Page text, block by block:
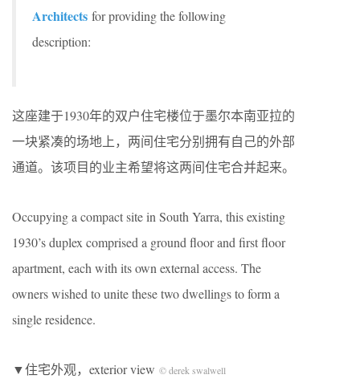
Architects for providing the following
description:
这座建于1930年的双户住宅楼位于墨尔本南亚拉的
一块紧凑的场地上，两间住宅分别拥有自己的外部
通道。该项目的业主希望将这两间住宅合并起来。
Occupying a compact site in South Yarra, this existing
1930’s duplex comprised a ground floor and first floor
apartment, each with its own external access. The
owners wished to unite these two dwellings to form a
single residence.
▼住宅外观，exterior view © derek swalwell